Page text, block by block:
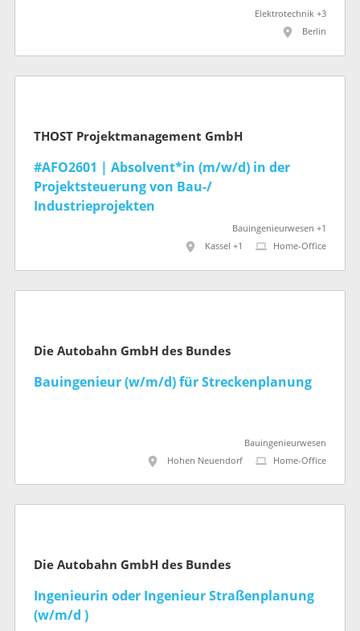
Elektrotechnik +3
Berlin
THOST Projektmanagement GmbH
#AFO2601 | Absolvent*in (m/w/d) in der
Projektsteuerung von Bau-/
Industrieprojekten
Bauingenieurwesen +1
Kassel +1
Home-Office
Die Autobahn GmbH des Bundes
Bauingenieur (w/m/d) für Streckenplanung
Bauingenieurwesen
Hohen Neuendorf
Home-Office
Die Autobahn GmbH des Bundes
Ingenieurin oder Ingenieur Straßenplanung
(w/m/d )